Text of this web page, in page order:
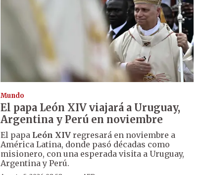
Mundo
El papa León XIV viajará a Uruguay,
Argentina y Perú en noviembre
El papa León XIV regresará en noviembre a
América Latina, donde pasó décadas como
misionero, con una esperada visita a Uruguay,
Argentina y Perú.